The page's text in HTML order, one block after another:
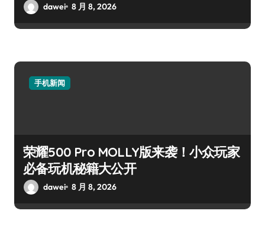
dawei 8 月 8, 2026
手机新闻
荣耀500 Pro MOLLY版来袭！小众玩家
必备玩机秘籍大公开
dawei 8 月 8, 2026